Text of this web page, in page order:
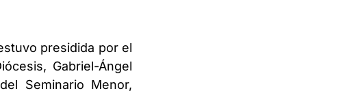
presidida por el
Gabriel-Ángel
Seminario Menor,